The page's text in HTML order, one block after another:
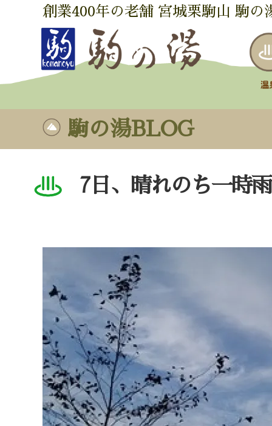
創業400年の老舗 宮城栗駒山 駒の
駒の湯BLOG
7日、晴れのち一時